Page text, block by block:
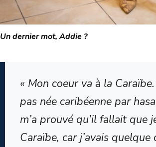
Un dernier mot, Addie ?
« Mon coeur va à la
pas née caribéenne par
m’a prouvé qu’il fallait que
Caraïbe, car j’avais quelque